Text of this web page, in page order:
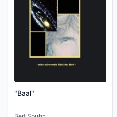
"Baal"